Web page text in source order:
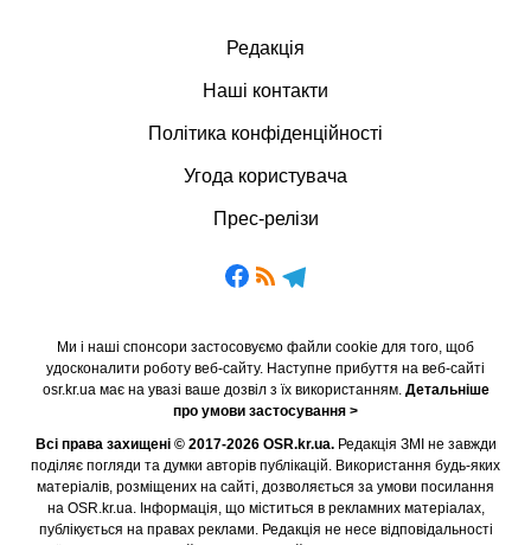
Редакція
Наші контакти
Політика конфіденційності
Угода користувача
Прес-релізи
Ми і наші спонсори застосовуємо файли cookie для того, щоб
удосконалити роботу веб-сайту. Наступне прибуття на веб-сайті
osr.kr.ua має на увазі ваше дозвіл з їх використанням. Детальніше
про умови застосування >
Всі права захищені © 2017-2026 OSR.kr.ua.Редакція ЗМІ не завжди
поділяє погляди та думки авторів публікацій. Використання будь-яких
матеріалів, розміщених на сайті, дозволяється за умови посилання
на OSR.kr.ua. Інформація, що міститься в рекламних матеріалах,
публікується на правах реклами. Редакція не несе відповідальності